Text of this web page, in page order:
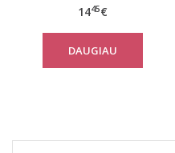
1445€
DAUGIAU